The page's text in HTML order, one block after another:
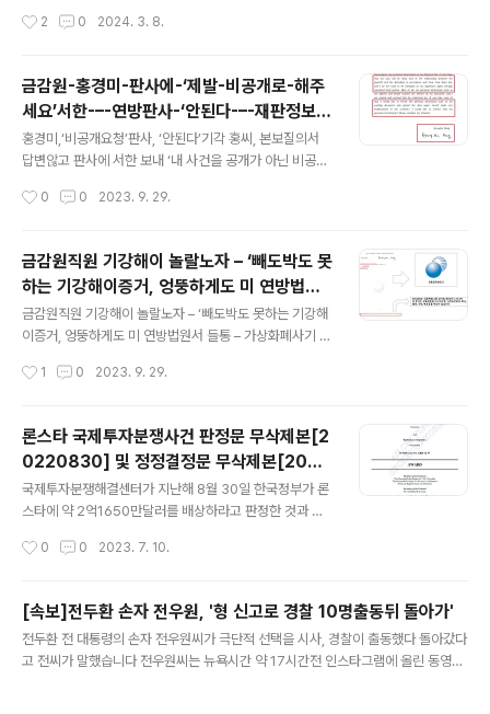
부는 물론 우리 정부도 부담이 될 것이다. 동포사회도 불안
2 0 2024. 3. 8.
금감원-홍경미-판사에-‘제발-비공개로-해주
세요’서한-–-연방판사-‘안된다-–-재판정보접
근-수정헌법-1조의-권리’-기각
홍경미,‘비공개요청’판사, ‘안된다’기각 홍씨, 본보질의서
답변않고 판사에 서한 보내 ‘내 사건을 공개가 아닌 비공개
판사,‘재판정보접근권은 수정헌법1조의 권리’ ‘기자는 연방
소송장은 당사자 공개’ ‘가상화폐사기는 홍씨가 언급했듯
공익적 사건’ ‘소송장 공개때 이익이 비공개이익보다 더 크
다’ ‘소송뒤 9주동안 가만있다 기자연락뒤 비공개요청’ ‘선
데이저널 대 홍경미케이스’수정헌법1조재확인 ‘재판정보
접근권 재확인’두고두고 인용- 회자될듯 상세기사 http
개로 해주세요’서한 – 연방판사, ‘안된다 – 재판정보접근 수
0 0 2023. 9. 29.
금감원직원 기강해이 놀랄노자 – ‘빼도박도 못
하는 기강해이증거, 엉뚱하게도 미 연방법원
서 들통 – 가상화폐사기 연방 법원 소송장 보
니 금감원 컴퓨터서 출력 – 개인 소송장에 ‘금
감..
금감원직원 기강해이 놀랄노자 – ‘빼도박도 못하는 기강해
이증거, 엉뚱하게도 미 연방법원서 들통 – 가상화폐사기 연
에 ‘금감원 로고’ 워터마크 – ‘이문서 는 금감원자산입니다’
동일이름의 인물, 문서에 적힌 금감원 부서 근무 – 소송원
고, ‘금감원직원이냐’본보 질문에 답변않고 엄포 – 정부부
처 및 공기업 및 공공기관 전면 보안전점 절실 - 뉴욕남부
연방 법원[사건번호 SDNY – 1:23-CV-5500-UA] http
s://buly.kr/Csfxw33 금감원직원 기강해이 놀랄노자 -
문서는 금감원자산' 경고문구 -소송원고 홍경미와 동일이
1 0 2023. 9. 29.
론스타 국제투자분쟁사건 판정문 무삭제본[2
0220830] 및 정정결정문 무삭제본[2023
0508] 공개
국제투자분쟁해결센터가 지난해 8월 30일 한국정부가 론
스타에 약 2억1650만달러를 배상하라고 판정한 것과 관
지난해 9월 28일 이 판정문 411페이지 전문을 공개했지
사항등 법률상 공개가 불가능한 내용은 삭제한 상태로 공
개됐고, 이에 따라 국민의 알권리 논란과 함께 삭제되지 않
은 원문에 대한 궁금증이 커지고 있습니다. 특히 판정문속
천여명의 이름이 삭제됐고, '버시바우 주한미국대사의 론
0 0 2023. 7. 10.
[속보]전두환 손자 전우원, '형 신고로 경찰 10명출동뒤 돌아가'
전두환 전 대통령의 손자 전우원씨가 극단적 선택을 시사, 경찰이 출동했다 돌아갔다
고 전씨가 말했습니다 전우원씨는 뉴욕시간 약 17시간전 인스타그램에 올린 동영상